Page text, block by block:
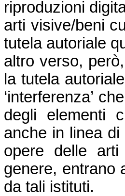
riproduzioni
arti visive/beni
tutela autoriale
altro verso,
la tutela
‘interferenza’
degli elementi
anche in linea
opere delle
genere, entrano
da tali istituti.